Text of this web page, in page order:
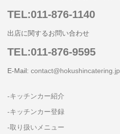
TEL:011-876-1140
出店に関するお問い合わせ
TEL:011-876-9595
E-Mail: contact@hokushincatering.jp
-キッチンカー紹介
-キッチンカー登録
-取り扱いメニュー